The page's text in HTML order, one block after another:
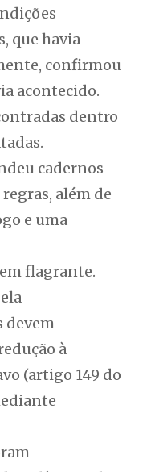
que havia
confirmou
acontecido.
dentro
cadernos
além de
e uma
flagrante.
devem
à
(artigo 149 do